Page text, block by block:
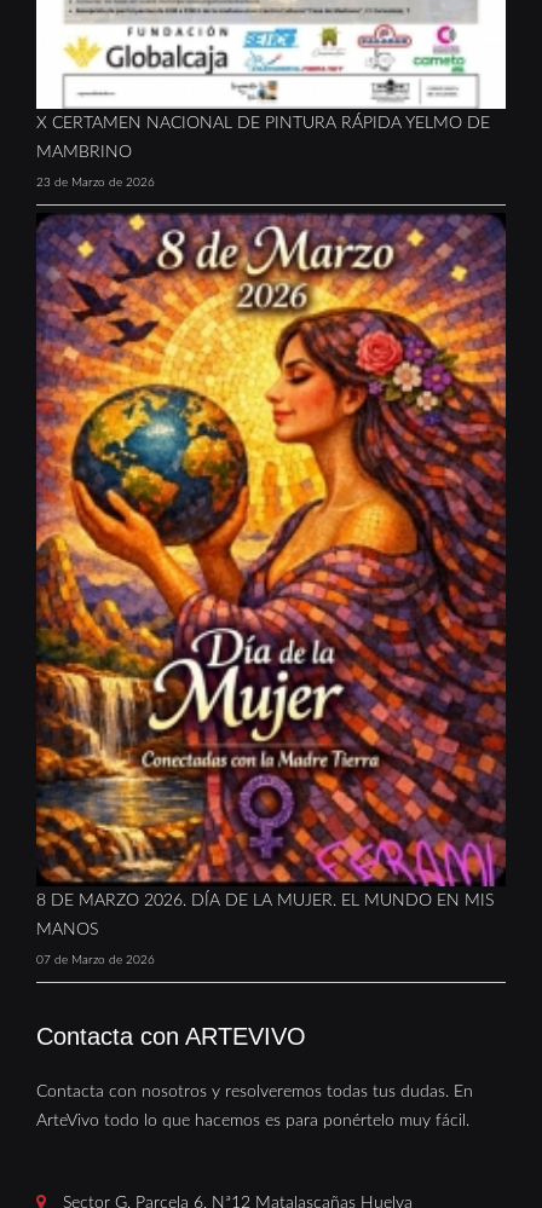
X CERTAMEN NACIONAL DE PINTURA RÁPIDA YELMO DE
MAMBRINO
23 de Marzo de 2026
8 DE MARZO 2026. DÍA DE LA MUJER. EL MUNDO EN MIS
MANOS
07 de Marzo de 2026
Contacta con ARTEVIVO
Contacta con nosotros y resolveremos todas tus dudas. En
ArteVivo todo lo que hacemos es para ponértelo muy fácil.
Sector G, Parcela 6, Nª12 Matalascañas Huelva